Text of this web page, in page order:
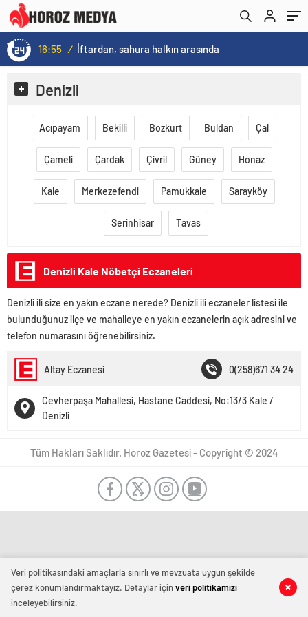
16:55 / İftardan, sahura halkın arasında
Denizli
Acıpayam Bekilli Bozkurt Buldan Çal
Çameli Çardak Çivril Güney Honaz
Kale Merkezefendi Pamukkale Sarayköy
Serinhisar Tavas
Denizli Kale Nöbetçi Eczaneleri
Denizli ili size en yakın eczane nerede? Denizli ili eczaneler listesi ile
bulunduğunuz ilçe ve mahalleye en yakın eczanelerin açık adresini ve
telefon numarasını öğrenebilirsiniz.
Altay Eczanesi 0(258)671 34 24
Cevherpaşa Mahallesi, Hastane Caddesi, No:13/3 Kale /
Denizli
Tüm Hakları Saklıdır. Horoz Gazetesi - Copyright © 2024
Veri politikasındaki amaçlarla sınırlı ve mevzuata uygun şekilde
çerez konumlandırmaktayız. Detaylar içinveri politikamızı
inceleyebilirsiniz.